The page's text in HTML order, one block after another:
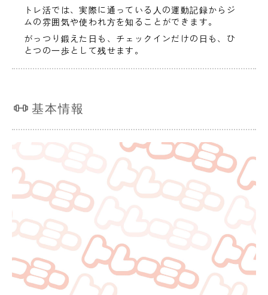
トレ活では、実際に通っている人の運動記録からジ
ムの雰囲気や使われ方を知ることができます。
がっつり鍛えた日も、チェックインだけの日も、ひ
とつの一歩として残せます。
基本情報